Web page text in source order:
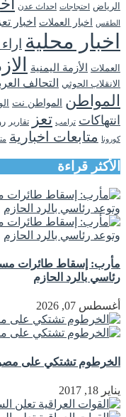
الرياض احتجاجات احداث عدن
الطقس
اخبار العملات اخبار تعز
اخبار محلية
العملات الأزمة اليمنية
الانقلاب الحوثي التحالف
المواطن المواطن نت
انتهاكات ترامب تعز تقارير
كورونا متابعات اخبارية
الأكثر قراءة
مأرب: إسقاط طائرات
رئاسي بالرد الحازم
أغسطس 07, 2026
الخرطوم تشتكي على
يناير 18, 2017